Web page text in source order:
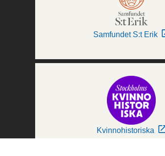
Samfundet S:t Erik
Kvinnohistoriska